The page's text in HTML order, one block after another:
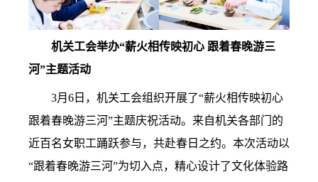
机关工会举办“薪火相传映初心 跟着春晚游三
河”主题活动
3月6日，机关工会组织开展了“薪火相传映初心
跟着春晚游三河”主题庆祝活动。来自机关各部门的
近百名女职工踊跃参与，共赴春日之约。本次活动以
“跟着春晚游三河”为切入点，精心设计了文化体验路